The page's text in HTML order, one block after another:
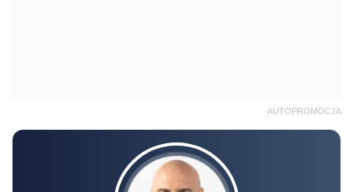
AUTOPROMOCJA